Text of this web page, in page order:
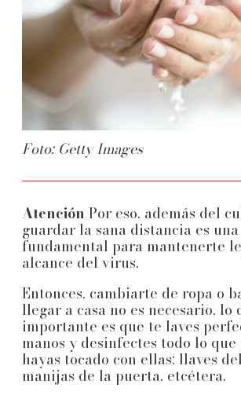
Foto: Getty Images
Atención Por eso, además del
guardar la sana distancia es
fundamental para mantenerte
alcance del virus.
Entonces, cambiarte de ropa o
llegar a casa no es necesario, lo
importante es que te laves
manos y desinfectes todo lo
hayas tocado con ellas: llaves
manijas de la puerta, etcétera.